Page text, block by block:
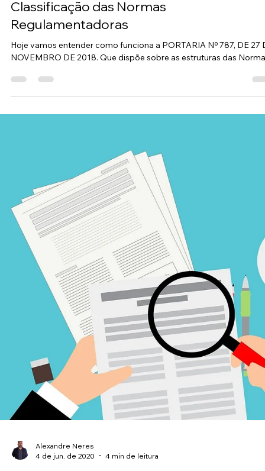
trinta anos uma mudança no quadro 02 desta norma. Já se
passaram mais de 11...